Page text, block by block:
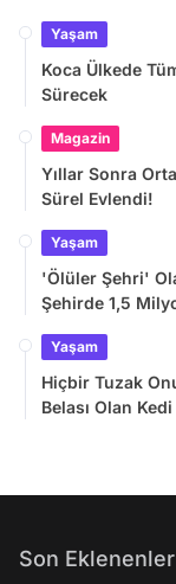
Yaşam
Koca Ülkede
Sürecek
Magazin
Yıllar Sonra
Sürel Evlendi!
Yaşam
'Ölüler Şehri'
Şehirde 1,5
Yaşam
Hiçbir Tuzak
Belası Olan
Son Eklenenler